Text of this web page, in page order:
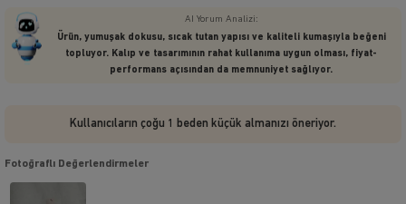
AI Yorum Analizi:
Ürün, yumuşak dokusu, sıcak tutan yapısı ve kaliteli kumaşıyla beğeni
topluyor. Kalıp ve tasarımının rahat kullanıma uygun olması, fiyat-
performans açısından da memnuniyet sağlıyor.
Kullanıcıların çoğu 1 beden küçük almanızı öneriyor.
Fotoğraflı Değerlendirmeler